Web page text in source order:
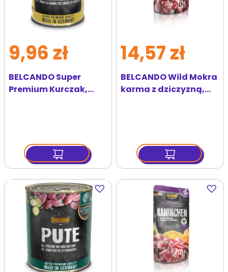
BELCANDO Super
Premium Kurczak,
9,96 zł
BELCANDO Wild Mokra
karma z dziczyzną,
14,57 zł
Dodaj
do
Dodaj
do